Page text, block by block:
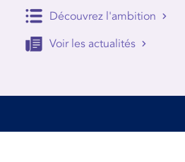
Découvrez l'ambition
Voir les actualités